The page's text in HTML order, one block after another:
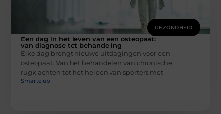
GEZONDHEID
Een dag in het leven van een osteopaat:
van diagnose tot behandeling
Elke dag brengt nieuwe uitdagingen voor een
osteopaat. Van het behandelen van chronische
rugklachten tot het helpen van sporters met
Smartclub